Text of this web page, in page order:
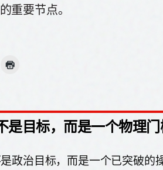
重要节点。
是目标，而是一个物理门
政治目标，而是一个已突破的